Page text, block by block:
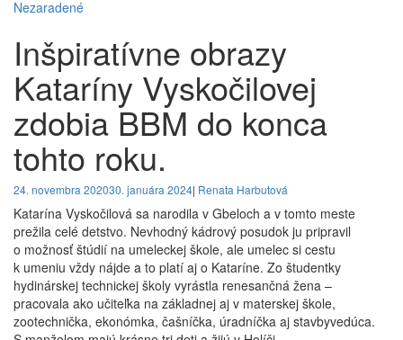
Nezaradené
Inšpiratívne obrazy
Kataríny Vyskočilovej
zdobia BBM do konca
tohto roku.
24. novembra 202030. januára 2024| Renata Harbutová
Katarína Vyskočilová sa narodila v Gbeloch a v tomto meste
prežila celé detstvo. Nevhodný kádrový posudok ju pripravil
o možnosť štúdií na umeleckej škole, ale umelec si cestu
k umeniu vždy nájde a to platí aj o Kataríne. Zo študentky
hydinárskej technickej školy vyrástla renesančná žena –
pracovala ako učiteľka na základnej aj v materskej škole,
zootechnička, ekonómka, čašníčka, úradníčka aj stavbyvedúca.